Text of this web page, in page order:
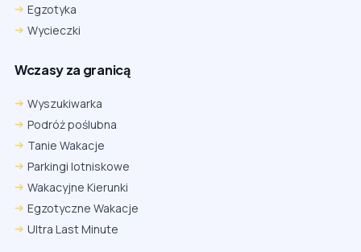
Egzotyka
Wycieczki
Wczasy za granicą
Wyszukiwarka
Podróż poślubna
Tanie Wakacje
Parkingi lotniskowe
Wakacyjne Kierunki
Egzotyczne Wakacje
Ultra Last Minute